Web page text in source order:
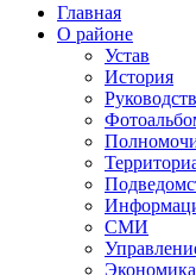
Главная
О районе
Устав
История
СМИ
Экономика